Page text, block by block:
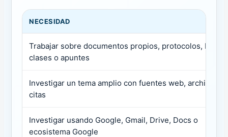
NECESIDAD
Trabajar sobre documentos propios, protocolos, PDFs,
clases o apuntes
Investigar un tema amplio con fuentes web, archivos y
citas
Investigar usando Google, Gmail, Drive, Docs o
ecosistema Google